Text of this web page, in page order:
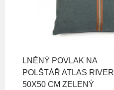
LNĚNÝ POVLAK NA
POLŠTÁŘ ATLAS RIVER
50X50 CM ZELENÝ